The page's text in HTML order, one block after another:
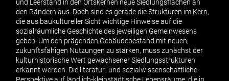
und Leerstand in den Ortskernen neue Siedlungsflächen an
den Rändern aus. Doch sind es gerade die Strukturen im Kern,
die aus baukultureller Sicht wichtige Hinweise auf die
sozialräumliche Geschichte des jeweiligen Gemeinwesens
geben. Um den prägenden Gebäudebestand mit neuen,
zukunftsfähigen Nutzungen zu stärken, muss zunächst der
kulturhistorische Wert gewachsener Siedlungsstrukturen
erkannt werden. Die literatur- und sozialwissenschaftliche
Perspektive auf ländlich-kleinstädtische Lebensräume, die in